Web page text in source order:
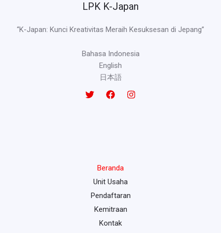
LPK K-Japan
“K-Japan: Kunci Kreativitas Meraih Kesuksesan di Jepang”
Bahasa Indonesia
English
日本語
Beranda
Unit Usaha
Pendaftaran
Kemitraan
Kontak